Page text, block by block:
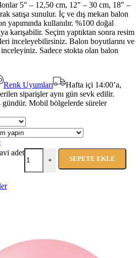
5″ – 12,50 cm, 12″ – 30 cm, 18″ –
satışa sunulur. İç ve dış mekan balon
yapımında kullanılır. %100 doğal
karışabilir. Seçim yaptıktan sonra resim
inceleyebilirsiniz. Balon boyutlarını ve
Sadece stokta olan balon
Renk Uyumları
Hafta içi 14:00’a,
siparişler aynı gün sevk edilir.
gündür. Mobil bölgelerde süreler
adet
+ SEPETE EKLE